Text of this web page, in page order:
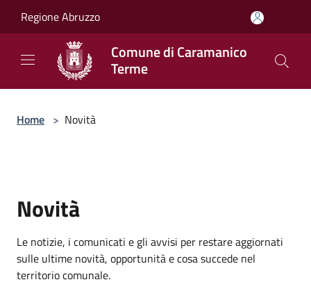
Regione Abruzzo
Comune di Caramanico
Terme
Home > Novità
Novità
Le notizie, i comunicati e gli avvisi per restare aggiornati
sulle ultime novità, opportunità e cosa succede nel
territorio comunale.